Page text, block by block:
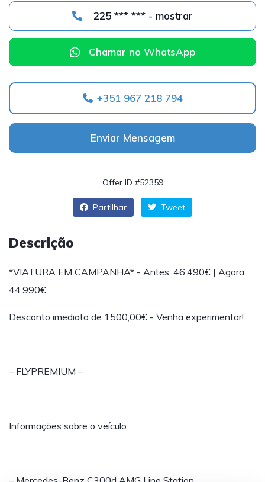
225 *** *** - mostrar
Chamar no WhatsApp
+351 967 218 794
Enviar Mensagem
Offer ID #52359
Partilhar Tweet
Descrição
*VIATURA EM CAMPANHA* - Antes: 46.490€ | Agora:
44.990€
Desconto imediato de 1500,00€ - Venha experimentar!
– FLYPREMIUM –
Informações sobre o veículo: